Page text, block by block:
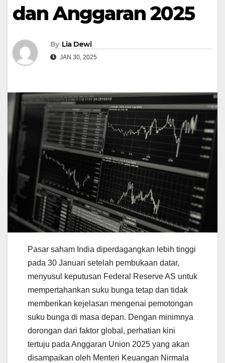
dan Anggaran 2025
By Lia Dewi
JAN 30, 2025
Pasar saham India diperdagangkan lebih tinggi
pada 30 Januari setelah pembukaan datar,
menyusul keputusan Federal Reserve AS untuk
mempertahankan suku bunga tetap dan tidak
memberikan kejelasan mengenai pemotongan
suku bunga di masa depan. Dengan minimnya
dorongan dari faktor global, perhatian kini
tertuju pada Anggaran Union 2025 yang akan
disampaikan oleh Menteri Keuangan Nirmala